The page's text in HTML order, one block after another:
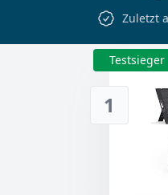
Zuletzt
1
Testsieger